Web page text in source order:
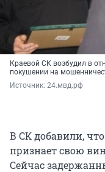
Краевой СК возбудил в
покушении на
Источник: 24.мвд.рф
В СК добавили,
признает свою
Сейчас